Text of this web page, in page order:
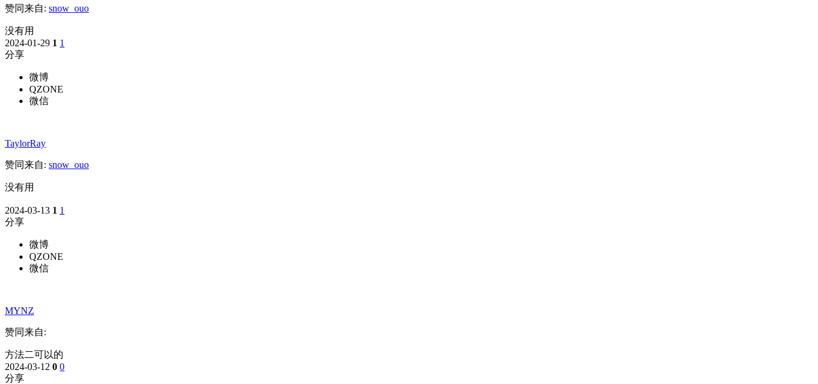
赞同来自: snow_ouo
没有用
2024-01-29 1 1
分享
微博
QZONE
微信
TaylorRay
赞同来自: snow_ouo
没有用
2024-03-13 1 1
分享
微博
QZONE
微信
MYNZ
赞同来自:
方法二可以的
2024-03-12 0 0
分享